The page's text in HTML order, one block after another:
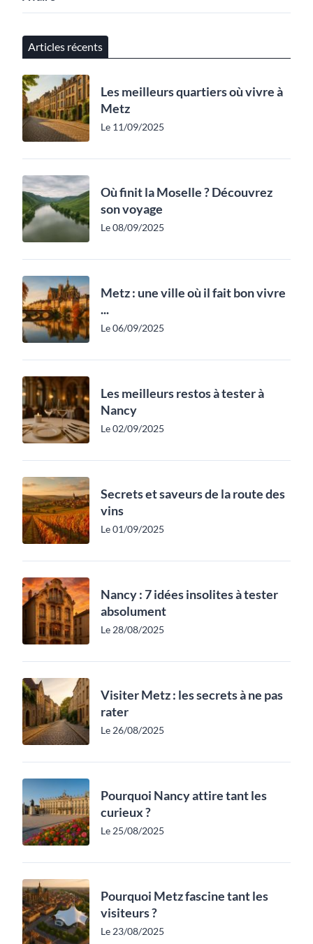
Articles récents
Les meilleurs quartiers où vivre à
Metz
Le 11/09/2025
Où finit la Moselle ? Découvrez
son voyage
Le 08/09/2025
Metz : une ville où il fait bon vivre
...
Le 06/09/2025
Les meilleurs restos à tester à
Nancy
Le 02/09/2025
Secrets et saveurs de la route des
vins
Le 01/09/2025
Nancy : 7 idées insolites à tester
absolument
Le 28/08/2025
Visiter Metz : les secrets à ne pas
rater
Le 26/08/2025
Pourquoi Nancy attire tant les
curieux ?
Le 25/08/2025
Pourquoi Metz fascine tant les
visiteurs ?
Le 23/08/2025